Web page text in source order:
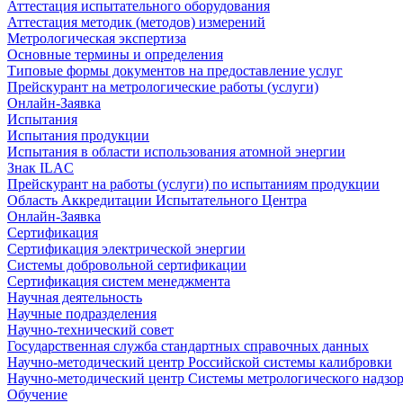
Аттестация испытательного оборудования
Аттестация методик (методов) измерений
Метрологическая экспертиза
Основные термины и определения
Типовые формы документов на предоставление услуг
Прейскурант на метрологические работы (услуги)
Онлайн-Заявка
Испытания
Испытания продукции
Испытания в области использования атомной энергии
Знак ILAC
Прейскурант на работы (услуги) по испытаниям продукции
Область Аккредитации Испытательного Центра
Онлайн-Заявка
Сертификация
Сертификация электрической энергии
Системы добровольной сертификации
Сертификация систем менеджмента
Научная деятельность
Научные подразделения
Научно-технический совет
Государственная служба стандартных справочных данных
Научно-методический центр Российской системы калибровки
Научно-методический центр Системы метрологического
Обучение